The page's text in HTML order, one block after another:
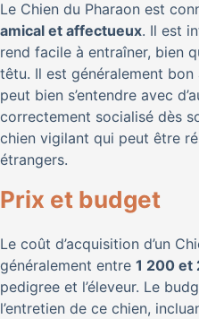
Le Chien du Pharaon est
amical et affectueux. Il est
rend facile à entraîner, bien
têtu. Il est généralement
peut bien s’entendre avec
correctement socialisé dès
chien vigilant qui peut être
étrangers.
Prix et budget
Le coût d’acquisition d’un
généralement entre 1 200 et
pedigree et l’éleveur. Le
l’entretien de ce chien,